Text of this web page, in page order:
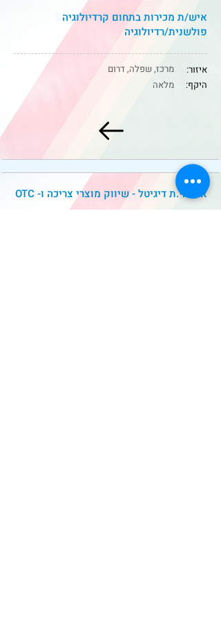
איש/ת מכירות בתחום קרדיולוגיה
פולשנית/רדיולוגיה
איזור:
מרכז, שפלה, דרום
היקף:
מלאה
אחראי.ת דיגיטל - שיווק מוצרי צריכה ו- OTC